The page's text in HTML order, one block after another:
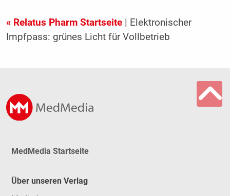
« Relatus Pharm Startseite| Elektronischer
Impfpass: grünes Licht für Vollbetrieb
MedMedia Startseite
Über unseren Verlag